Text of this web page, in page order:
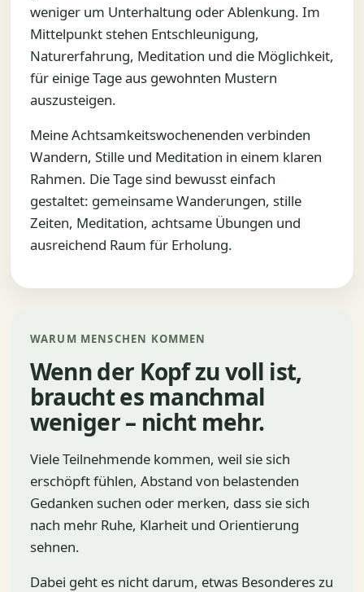
weniger um Unterhaltung oder Ablenkung. Im
Mittelpunkt stehen Entschleunigung,
Naturerfahrung, Meditation und die Möglichkeit,
für einige Tage aus gewohnten Mustern
auszusteigen.
Meine Achtsamkeitswochenenden verbinden
Wandern, Stille und Meditation in einem klaren
Rahmen. Die Tage sind bewusst einfach
gestaltet: gemeinsame Wanderungen, stille
Zeiten, Meditation, achtsame Übungen und
ausreichend Raum für Erholung.
WARUM MENSCHEN KOMMEN
Wenn der Kopf zu voll ist,
braucht es manchmal
weniger – nicht mehr.
Viele Teilnehmende kommen, weil sie sich
erschöpft fühlen, Abstand von belastenden
Gedanken suchen oder merken, dass sie sich
nach mehr Ruhe, Klarheit und Orientierung
sehnen.
Dabei geht es nicht darum, etwas Besonderes zu